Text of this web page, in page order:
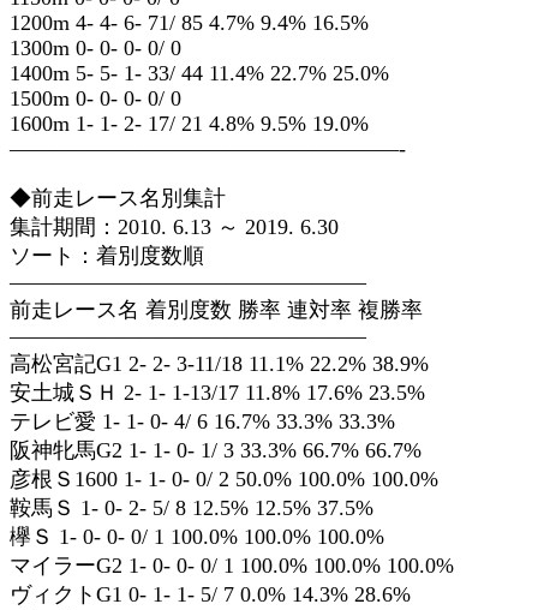
1200m 4- 4- 6- 71/ 85 4.7% 9.4% 16.5%
1300m 0- 0- 0- 0/ 0
1400m 5- 5- 1- 33/ 44 11.4% 22.7% 25.0%
1500m 0- 0- 0- 0/ 0
1600m 1- 1- 2- 17/ 21 4.8% 9.5% 19.0%
——————————————————-
◆前走レース名別集計
集計期間：2010. 6.13 ～ 2019. 6.30
ソート：着別度数順
————————————————–
前走レース名 着別度数 勝率 連対率 複勝率
————————————————–
高松宮記G1 2- 2- 3-11/18 11.1% 22.2% 38.9%
安土城ＳＨ 2- 1- 1-13/17 11.8% 17.6% 23.5%
テレビ愛 1- 1- 0- 4/ 6 16.7% 33.3% 33.3%
阪神牝馬G2 1- 1- 0- 1/ 3 33.3% 66.7% 66.7%
彦根Ｓ1600 1- 1- 0- 0/ 2 50.0% 100.0% 100.0%
鞍馬Ｓ 1- 0- 2- 5/ 8 12.5% 12.5% 37.5%
欅Ｓ 1- 0- 0- 0/ 1 100.0% 100.0% 100.0%
マイラーG2 1- 0- 0- 0/ 1 100.0% 100.0% 100.0%
ヴィクトG1 0- 1- 1- 5/ 7 0.0% 14.3% 28.6%